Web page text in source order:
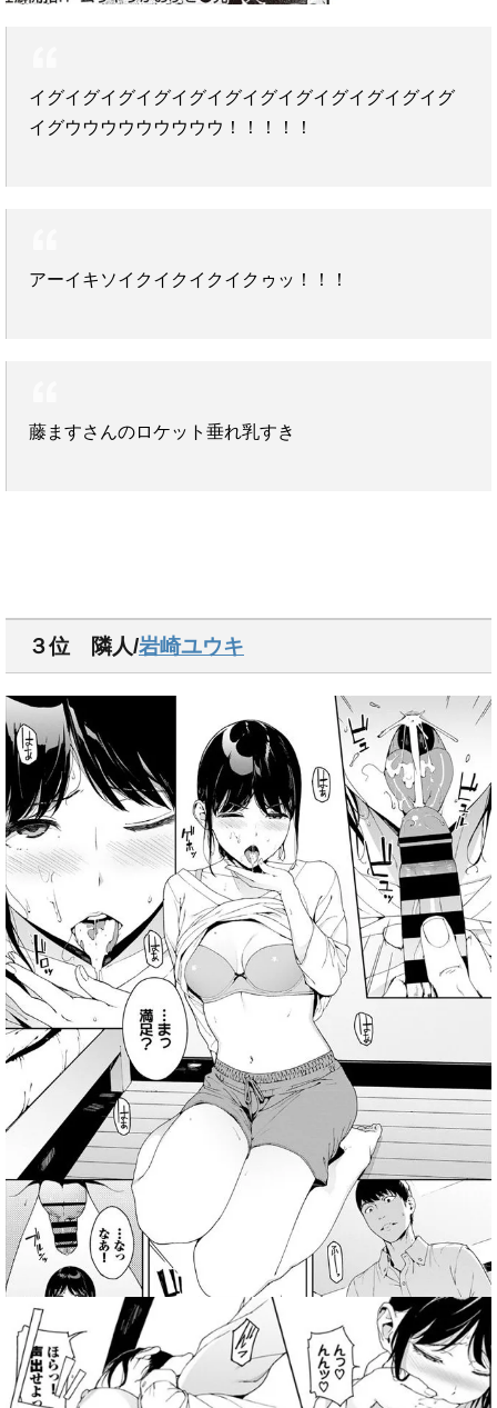
イグイグイグイグイグイグイグイグイグイグイグイグ
イグウウウウウウウウウ！！！！！
アーイキソイクイクイクイクゥッ！！！
藤ますさんのロケット垂れ乳すき
３位 隣人/岩崎ユウキ